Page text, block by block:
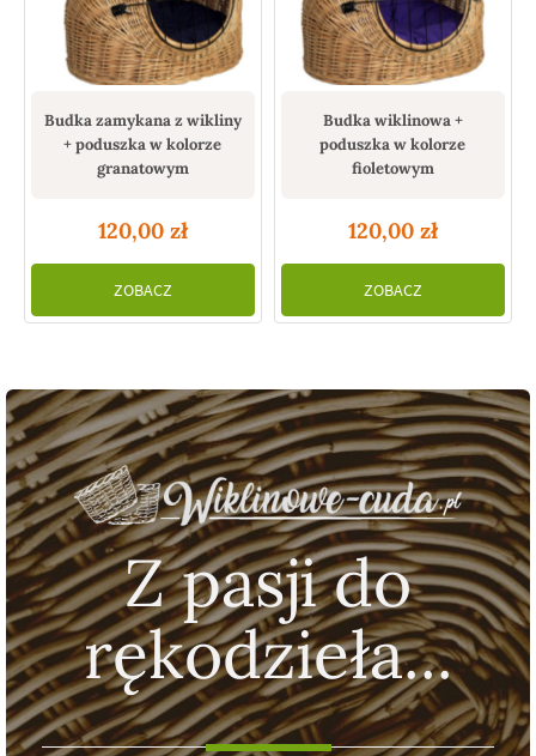
Budka zamykana z wikliny
+ poduszka w kolorze
granatowym
120,00 zł
ZOBACZ
Budka wiklinowa +
poduszka w kolorze
fioletowym
120,00 zł
ZOBACZ
Z pasji do
rękodzieła...